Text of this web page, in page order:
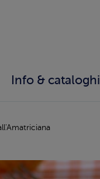
Info & cataloghi